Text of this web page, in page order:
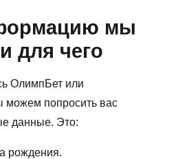
мы
для чего
ОлимпБет или
можем попросить вас
данные. Это:
рождения.